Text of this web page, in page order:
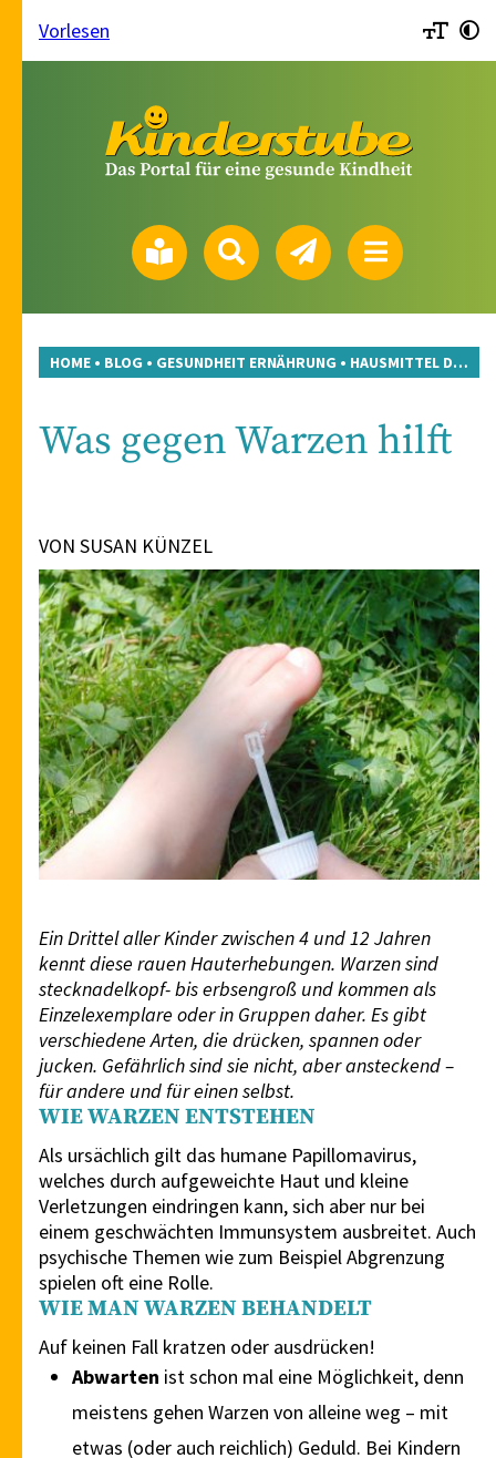
Vorlesen
HOME • BLOG • GESUNDHEIT ERNÄHRUNG • HAUSMITTEL DES MONATS
Was gegen Warzen hilft
VON SUSAN KÜNZEL
Ein Drittel aller Kinder zwischen 4 und 12 Jahren
kennt diese rauen Hauterhebungen. Warzen sind
stecknadelkopf- bis erbsengroß und kommen als
Einzelexemplare oder in Gruppen daher. Es gibt
verschiedene Arten, die drücken, spannen oder
jucken. Gefährlich sind sie nicht, aber ansteckend –
für andere und für einen selbst.
WIE WARZEN ENTSTEHEN
Als ursächlich gilt das humane Papillomavirus,
welches durch aufgeweichte Haut und kleine
Verletzungen eindringen kann, sich aber nur bei
einem geschwächten Immunsystem ausbreitet. Auch
psychische Themen wie zum Beispiel Abgrenzung
spielen oft eine Rolle.
WIE MAN WARZEN BEHANDELT
Auf keinen Fall kratzen oder ausdrücken!
Abwarten ist schon mal eine Möglichkeit, denn
meistens gehen Warzen von alleine weg – mit
etwas (oder auch reichlich) Geduld. Bei Kindern